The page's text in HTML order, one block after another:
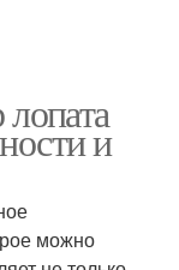
и
можно